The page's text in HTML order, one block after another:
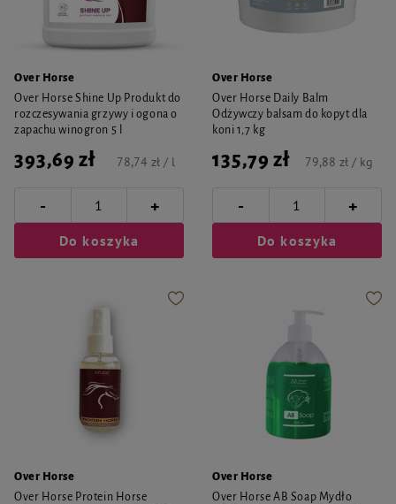
Over Horse
Over Horse Shine Up Produkt do
rozczesywania grzywy i ogona o
zapachu winogron 5 l
393,69 zł 78,74 zł / l
- +
Do koszyka
Over Horse
Over Horse Daily Balm
Odżywczy balsam do kopyt dla
koni 1,7 kg
135,79 zł 79,88 zł / kg
- +
Do koszyka
Over Horse
Over Horse Protein Horse
Over Horse
Over Horse AB Soap Mydło